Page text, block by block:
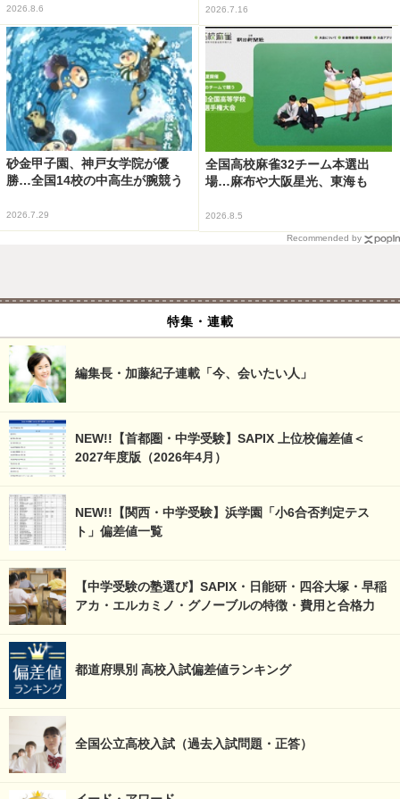
2026.8.6 2026.7.16
砂金甲子園、神戸女学院が優
勝…全国14校の中高生が腕競う
2026.7.29
全国高校麻雀32チーム本選出
場…麻布や大阪星光、東海も
2026.8.5
Recommended by
特集・連載
編集長・加藤紀子連載「今、会いたい人」
NEW!!【首都圏・中学受験】SAPIX 上位校偏差値＜
2027年度版（2026年4月）
NEW!!【関西・中学受験】浜学園「小6合否判定テス
ト」偏差値一覧
【中学受験の塾選び】SAPIX・日能研・四谷大塚・早稲
アカ・エルカミノ・グノーブルの特徴・費用と合格力
都道府県別 高校入試偏差値ランキング
全国公立高校入試（過去入試問題・正答）